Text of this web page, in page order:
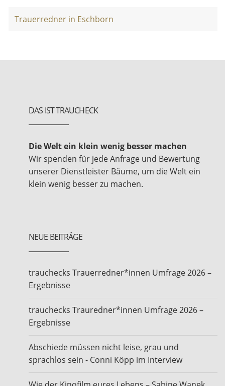
Trauerredner in Eschborn
DAS IST TRAUCHECK
Die Welt ein klein wenig besser machen
Wir spenden für jede Anfrage und Bewertung
unserer Dienstleister Bäume, um die Welt ein
klein wenig besser zu machen.
NEUE BEITRÄGE
trauchecks Trauerredner*innen Umfrage 2026 –
Ergebnisse
trauchecks Trauredner*innen Umfrage 2026 –
Ergebnisse
Abschiede müssen nicht leise, grau und
sprachlos sein - Conni Köpp im Interview